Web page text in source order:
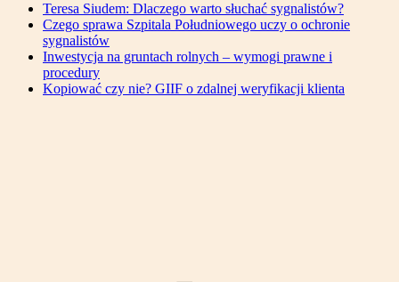
Teresa Siudem: Dlaczego warto słuchać sygnalistów?
Czego sprawa Szpitala Południowego uczy o ochronie
sygnalistów
Inwestycja na gruntach rolnych – wymogi prawne i
procedury
Kopiować czy nie? GIIF o zdalnej weryfikacji klienta